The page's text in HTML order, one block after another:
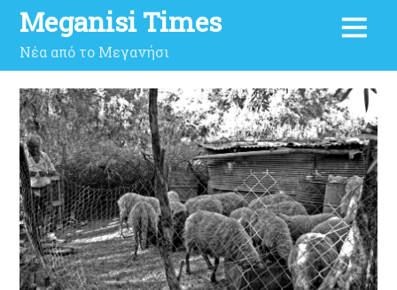
Meganisi Times
Νέα από το Μεγανήσι